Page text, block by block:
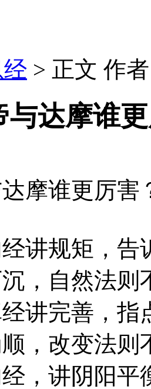
> 正文 作
与达摩谁
谁更厉害
规矩，告
，自然法则
完善，指
，改变法则
讲阴阳平